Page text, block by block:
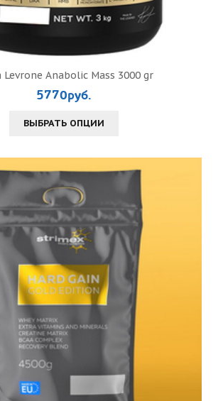
Levrone Anabolic Mass 3000 gr
5770руб.
ВЫБРАТЬ ОПЦИИ